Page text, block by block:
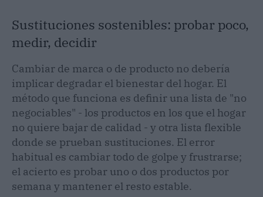
Sustituciones sostenibles: probar poco,
medir, decidir
Cambiar de marca o de producto no debería
implicar degradar el bienestar del hogar. El
método que funciona es definir una lista de "no
negociables" - los productos en los que el hogar
no quiere bajar de calidad - y otra lista flexible
donde se prueban sustituciones. El error
habitual es cambiar todo de golpe y frustrarse;
el acierto es probar uno o dos productos por
semana y mantener el resto estable.